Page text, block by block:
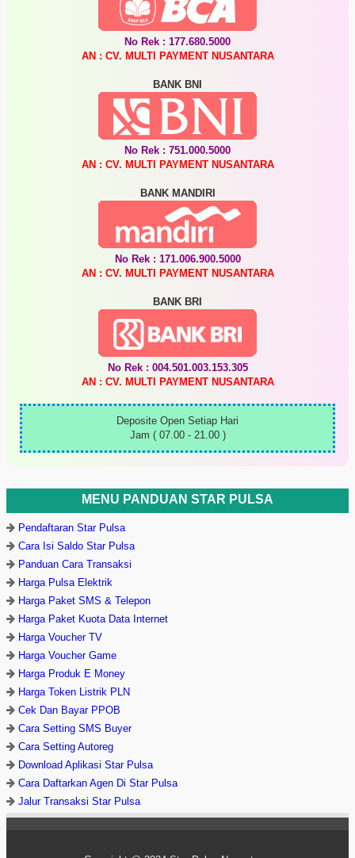
No Rek : 177.680.5000
AN : CV. MULTI PAYMENT NUSANTARA
BANK BNI
No Rek : 751.000.5000
AN : CV. MULTI PAYMENT NUSANTARA
BANK MANDIRI
No Rek : 171.006.900.5000
AN : CV. MULTI PAYMENT NUSANTARA
BANK BRI
No Rek : 004.501.003.153.305
AN : CV. MULTI PAYMENT NUSANTARA
Deposite Open Setiap Hari
Jam ( 07.00 - 21.00 )
MENU PANDUAN STAR PULSA
Pendaftaran Star Pulsa
Cara Isi Saldo Star Pulsa
Panduan Cara Transaksi
Harga Pulsa Elektrik
Harga Paket SMS & Telepon
Harga Paket Kuota Data Internet
Harga Voucher TV
Harga Voucher Game
Harga Produk E Money
Harga Token Listrik PLN
Cek Dan Bayar PPOB
Cara Setting SMS Buyer
Cara Setting Autoreg
Download Aplikasi Star Pulsa
Cara Daftarkan Agen Di Star Pulsa
Jalur Transaksi Star Pulsa